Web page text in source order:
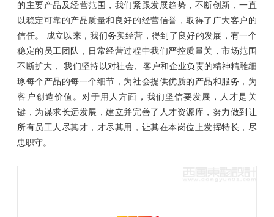
的主要产品及经营范围，我们紧跟发展趋势，不断创新，一直
以稳定可靠的产品质量和良好的经营信誉，取得了广大客户的
信任。 成立以来，我们务实经营，得到了良好的发展，有一个
稳定的员工团队，日常经营过程中我们严控质量关，市场范围
不断扩大， 我们坚持以对社会、客户和企业负责的精神精雕细
琢每个产品的每一个细节，为社会提供优质的产品和服务，为
客户创造价值。对于用人方面，我们坚信要发展，人才是关
键，为谋求长远发展，建立并完善了人才资源库，努力做到让
所有员工人尽其才，才尽其用，让其在本岗位上发挥特长，尽
忠职守。